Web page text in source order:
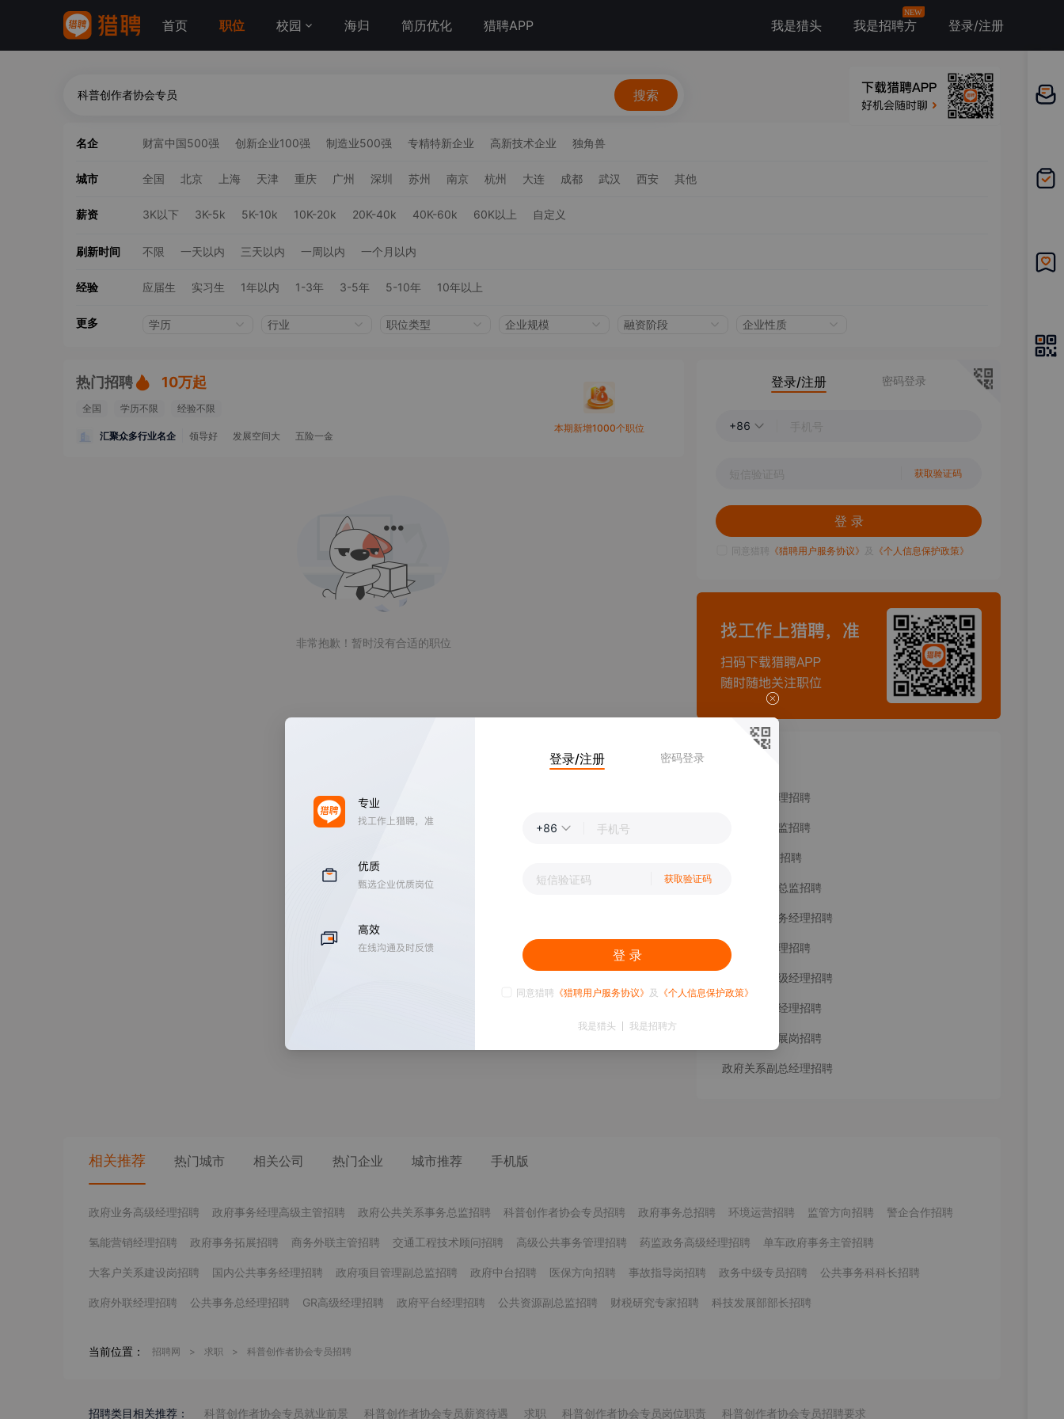
首页 职位 校园 海归 简历优化 猎聘APP 我是猎头 我是招聘方
NEW
登录/注册
搜索
名企 财富中国500强 创新企业100强 制造业500强 专精特新企业 高新技术企业 独角兽
城市 全国 北京 上海 天津 重庆 广州 深圳 苏州 南京 杭州 大连 成都 武汉 西安 其他
薪资 3K以下 3K-5k 5K-10k 10K-20k 20K-40k 40K-60k 60K以上 自定义
刷新时间 不限 一天以内 三天以内 一周以内 一个月以内
经验 应届生 实习生 1年以内 1-3年 3-5年 5-10年 10年以上
更多 学历 行业 职位类型 企业规模 融资阶段 企业性质
热门招聘 10万起
全国 学历不限 经验不限
汇聚众多行业名企 领导好 发展空间大 五险一金
本期新增1000个职位
非常抱歉！暂时没有合适的职位
登录/注册 密码登录
+86
获取验证码
登 录
同意猎聘 《猎聘用户服务协议》 及 《个人信息保护政策》
政府关系经理招聘
政府事务总监招聘
知名PE公司招聘
政府关系副总监招聘
公共关系事务经理招聘
公共关系经理招聘
公共事务高级经理招聘
运营合规副经理招聘
政府关系拓展岗招聘
政府关系副总经理招聘
相关推荐 热门城市 相关公司 热门企业 城市推荐 手机版
政府业务高级经理招聘 政府事务经理高级主管招聘 政府公共关系事务总监招聘 科普创作者协会专员招聘 政府事务总招聘 环境运营招聘 监管方向招聘 警企合作招聘
氢能营销经理招聘 政府事务拓展招聘 商务外联主管招聘 交通工程技术顾问招聘 高级公共事务管理招聘 药监政务高级经理招聘 单车政府事务主管招聘
大客户关系建设岗招聘 国内公共事务经理招聘 政府项目管理副总监招聘 政府中台招聘 医保方向招聘 事故指导岗招聘 政务中级专员招聘 公共事务科科长招聘
政府外联经理招聘 公共事务总经理招聘 GR高级经理招聘 政府平台经理招聘 公共资源副总监招聘 财税研究专家招聘 科技发展部部长招聘
当前位置： 招聘网 > 求职 > 科普创作者协会专员招聘
招聘类目相关推荐： 科普创作者协会专员就业前景 科普创作者协会专员薪资待遇 求职 科普创作者协会专员岗位职责 科普创作者协会专员招聘要求
登录/注册 密码登录
+86
获取验证码
登 录
同意猎聘 《猎聘用户服务协议》 及 《个人信息保护政策》
我是猎头 我是招聘方